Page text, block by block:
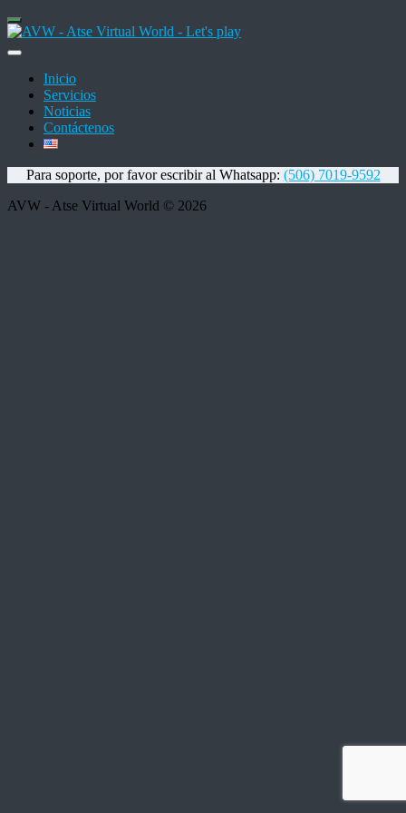
Inicio
Servicios
Noticias
Contáctenos
Para soporte, por favor escribir al Whatsapp: (506) 7019-9592
AVW - Atse Virtual World © 2026